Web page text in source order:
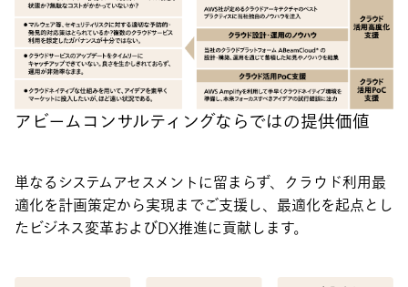
アビームコンサルティングならではの提供価値
単なるシステムアセスメントに留まらず、クラウド利用最
適化を計画策定から実現までご支援し、最適化を起点とし
たビジネス変革およびDX推進に貢献します。